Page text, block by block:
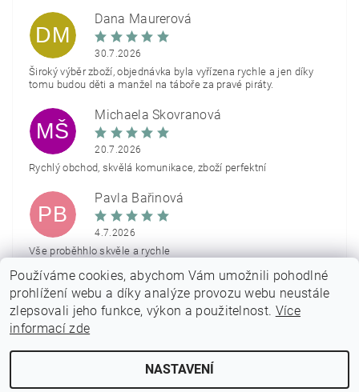
DM
Dana Maurerová
30.7.2026
Široký výběr zboží, objednávka byla vyřízena rychle a jen díky
tomu budou děti a manžel na táboře za pravé piráty.
MŠ
Michaela Škovranová
20.7.2026
Rychlý obchod, skvělá komunikace, zboží perfektní
PB
Pavla Bařinová
4.7.2026
Vše proběhhlo skvěle a rychle
Zobrazit další hodnocení
Používáme cookies, abychom Vám umožnili pohodlné
prohlížení webu a díky analýze provozu webu neustále
zlepsovali jeho funkce, výkon a použitelnost. Více
informací zde
NASTAVENÍ